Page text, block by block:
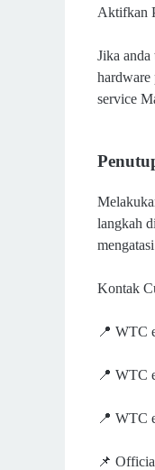
Aktifkan
Jika
service
langkah
Kontak
📍 WTC
📍 WTC
📍 WTC
📌